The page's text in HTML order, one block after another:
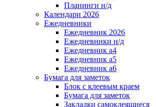
Планинги н/д
Календари 2026
Ежедневники
Ежедневник 2026
Ежедневники н/д
Ежедневник а4
Ежедневник а5
Ежедневник а6
Бумага для заметок
Блок с клеевым краем
Бумага для заметок
Закладки самоклеящиеся